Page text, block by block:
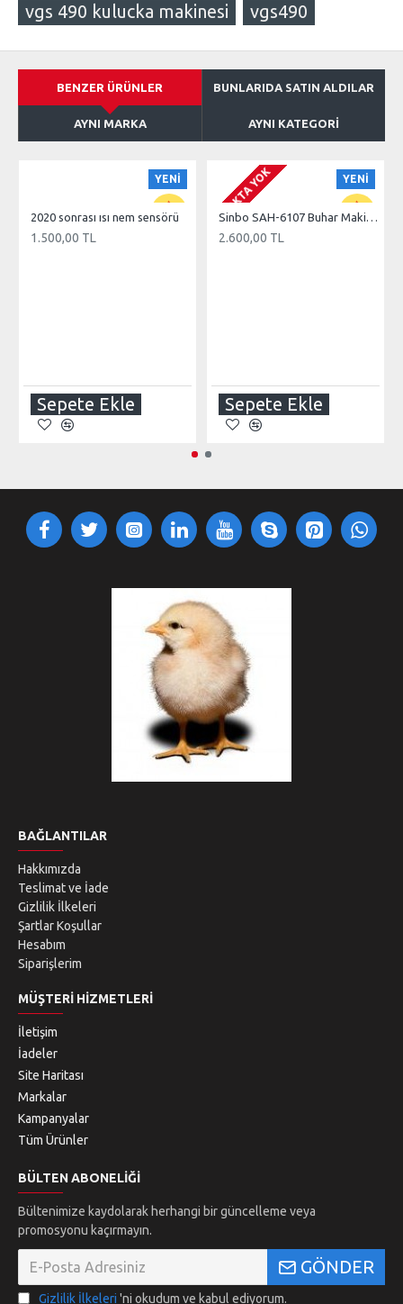
vgs 490 kulucka makinesi
vgs490
BENZER ÜRÜNLER BUNLARIDA SATIN ALDILAR
AYNI MARKA AYNI KATEGORI
YENI
2020 sonrası ısı nem sensörü
1.500,00 TL
Sepete Ekle
YENI
STOKTA YOK Sinbo SAH-6107 Buhar Makinesi
2.600,00 TL
Sepete Ekle
BAĞLANTILAR
Hakkımızda
Teslimat ve İade
Gizlilik İlkeleri
Şartlar Koşullar
Hesabım
Siparişlerim
MÜŞTERI HIZMETLERI
İletişim
İadeler
Site Haritası
Markalar
Kampanyalar
Tüm Ürünler
BÜLTEN ABONELIĞI
Bültenimize kaydolarak herhangi bir güncelleme veya
promosyonu kaçırmayın.
GÖNDER
Gizlilik İlkeleri 'ni okudum ve kabul ediyorum.